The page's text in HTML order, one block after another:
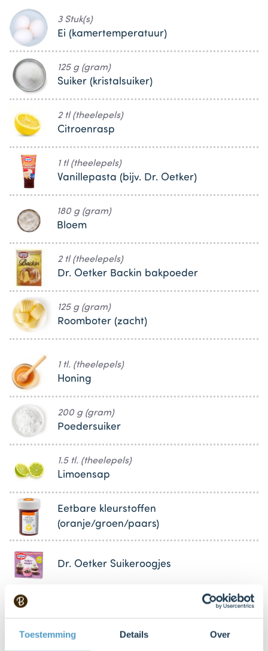
Toestemming Details Over
3 Stuk(s)
Ei (kamertemperatuur)
125 g (gram)
Suiker (kristalsuiker)
2 tl (theelepels)
Citroenrasp
1 tl (theelepels)
Vanillepasta (bijv. Dr. Oetker)
180 g (gram)
Bloem
2 tl (theelepels)
Dr. Oetker Backin bakpoeder
125 g (gram)
Roomboter (zacht)
1 tl. (theelepels)
Honing
200 g (gram)
Poedersuiker
1.5 tl. (theelepels)
Limoensap
Eetbare kleurstoffen
(oranje/groen/paars)
Dr. Oetker Suikeroogjes